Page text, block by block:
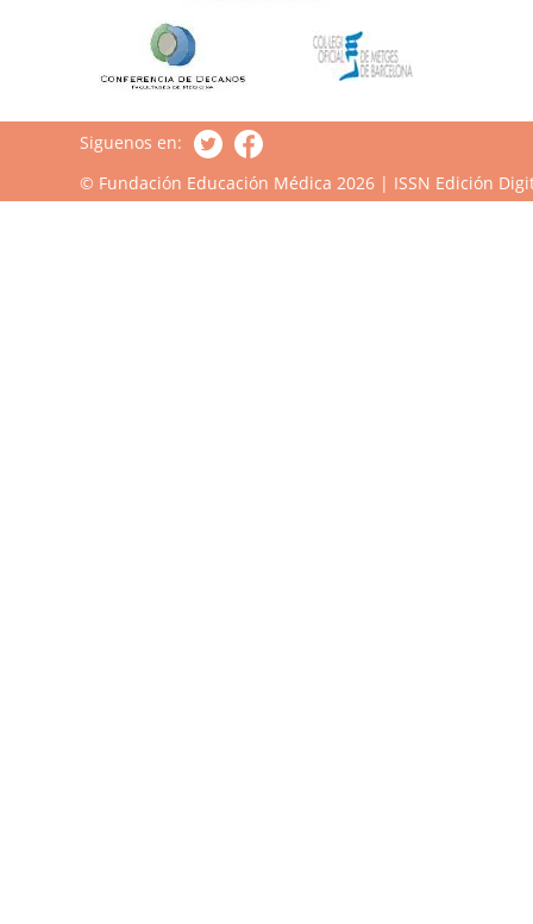
Siguenos en:
© Fundación Educación Médica 2026 | ISSN Edición